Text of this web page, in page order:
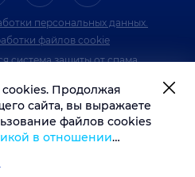
Инфосистемы Джет
персональных данных.
файлов cookie
система защиты от спама.
от спама.
cookies. Продолжая
сайта, вы выражаете
cookies
в отношении